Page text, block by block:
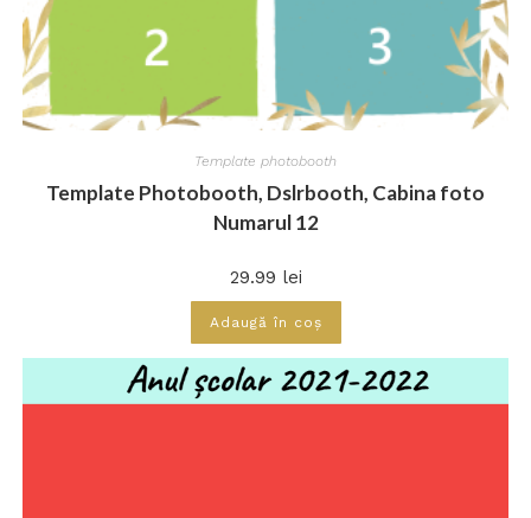
Template photobooth
Template Photobooth, Dslrbooth, Cabina foto
Numarul 12
29.99 lei
Adaugă în coș